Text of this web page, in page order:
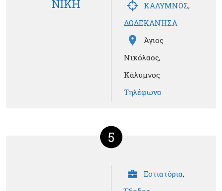
NIKH
ΚΑΛΥΜΝΟΣ,
ΔΩΔΕΚΑΝΗΣΑ
Άγιος
Νικόλαος,
Κάλυμνος
Τηλέφωνο
5
Εστιατόρια,